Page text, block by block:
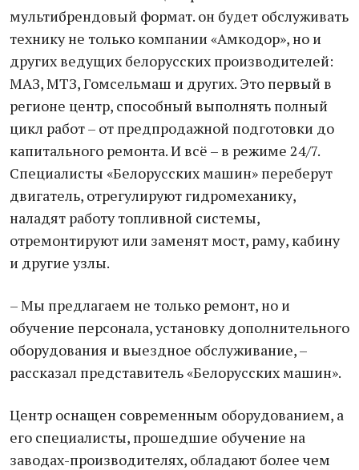
мультибрендовый формат. он будет обслуживать
технику не только компании «Амкодор», но и
других ведущих белорусских производителей:
МАЗ, МТЗ, Гомсельмаш и других. Это первый в
регионе центр, способный выполнять полный
цикл работ – от предпродажной подготовки до
капитального ремонта. И всё – в режиме 24/7.
Специалисты «Белорусских машин» переберут
двигатель, отрегулируют гидромеханику,
наладят работу топливной системы,
отремонтируют или заменят мост, раму, кабину
и другие узлы.
– Мы предлагаем не только ремонт, но и
обучение персонала, установку дополнительного
оборудования и выездное обслуживание, –
рассказал представитель «Белорусских машин».
Центр оснащен современным оборудованием, а
его специалисты, прошедшие обучение на
заводах-производителях, обладают более чем